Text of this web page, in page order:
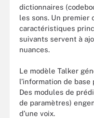
dictionnaires
les sons. Un premier
caractéristiques
suivants servent à
nuances.
Le modèle Talker
l’information de
Des modules de
de paramètres)
d’une voix.